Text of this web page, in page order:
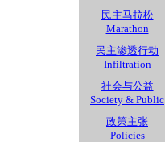
民主马拉松
Marathon
民主渗透行动
Infiltration
社会与公益
Society & Public
政策主张
Policies